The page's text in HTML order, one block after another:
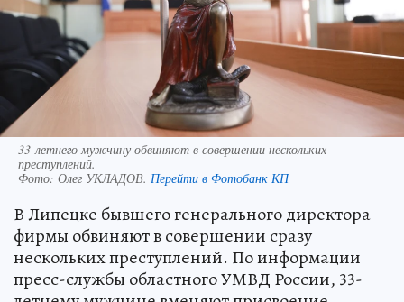
33-летнего мужчину обвиняют в совершении нескольких
преступлений.
Фото: Олег УКЛАДОВ. Перейти в Фотобанк КП
В Липецке бывшего генерального директора
фирмы обвиняют в совершении сразу
нескольких преступлений. По информации
пресс-службы областного УМВД России, 33-